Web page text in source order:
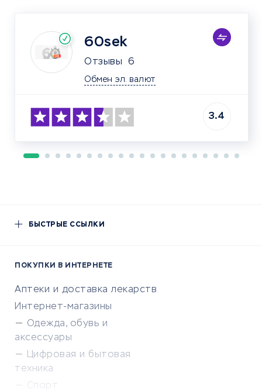
60sek
Отзывы 6
Обмен эл. валют
3.4
БЫСТРЫЕ ССЫЛКИ
ПОКУПКИ В ИНТЕРНЕТЕ
Аптеки и доставка лекарств
Интернет-магазины
Одежда, обувь и
аксессуары
Цифровая и бытовая
техника
Спорт